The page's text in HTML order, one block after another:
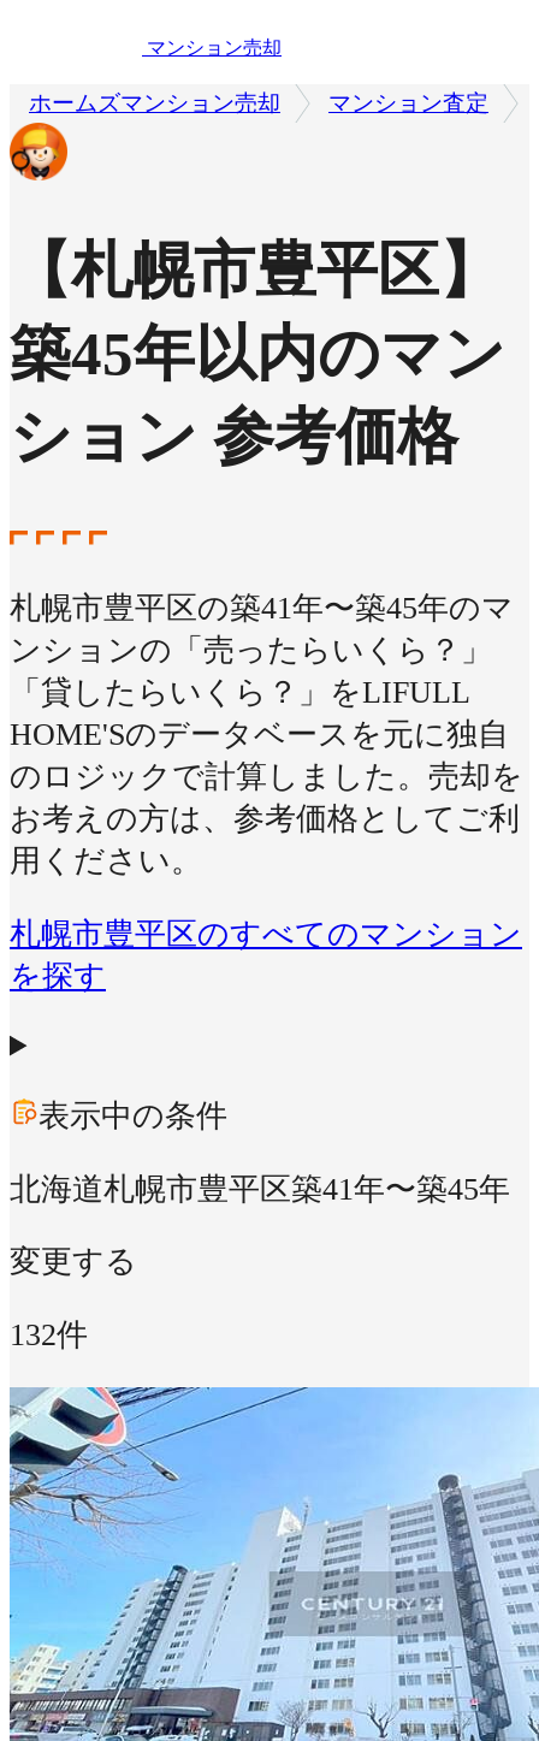
マンション売却
ホームズマンション売却 マンション査定
【札幌市豊平区】
築45年以内のマン
ション 参考価格
札幌市豊平区の築41年〜築45年のマ
ンションの「売ったらいくら？」
「貸したらいくら？」をLIFULL
HOME'Sのデータベースを元に独自
のロジックで計算しました。売却を
お考えの方は、参考価格としてご利
用ください。
札幌市豊平区のすべてのマンション
を探す
表示中の条件
北海道札幌市豊平区築41年〜築45年
変更する
132件